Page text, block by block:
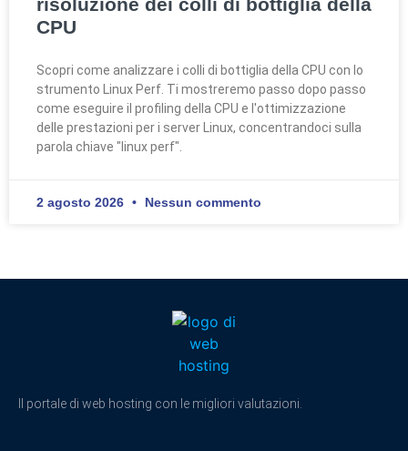
CPU
Scopri come analizzare i colli di bottiglia della CPU con lo
strumento Linux Perf. Ti mostreremo passo dopo passo
come eseguire il profiling della CPU e l'ottimizzazione
delle prestazioni per i server Linux, concentrandoci sulla
parola chiave "linux perf".
2 agosto 2026 Nessun commento
Il portale di web hosting con le migliori valutazioni.